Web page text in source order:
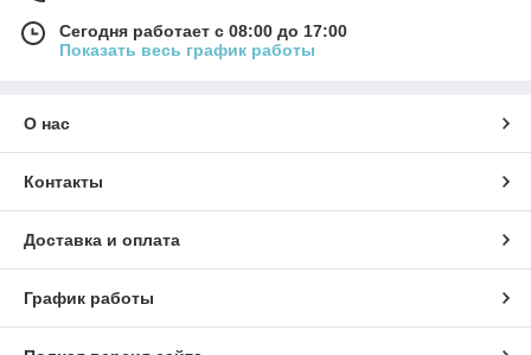
Сегодня работает с 08:00 до 17:00
Показать весь график работы
О нас
Контакты
Доставка и оплата
График работы